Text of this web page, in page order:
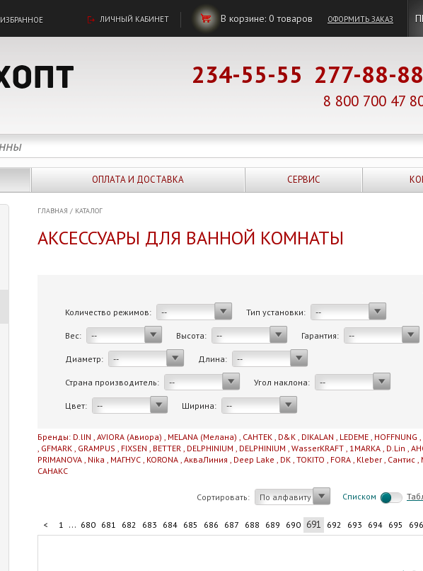
ИЗБРАННОЕ ЛИЧНЫЙ КАБИНЕТ В корзине: 0товаров ОФОРМИТЬ ЗАКАЗ
234-55-55 277-88-88
8 800 700 47
ОПЛАТА И ДОСТАВКА СЕРВИС
ГЛАВНАЯ / КАТАЛОГ
АКСЕССУАРЫ ДЛЯ ВАННОЙ КОМНАТЫ
Количество режимов:
-- Тип установки: --
Вес: -- Высота: -- Гарантия: --
Диаметр: -- Длина: --
Страна производитель: -- Угол наклона: --
Цвет: -- Ширина: --
Бренды: D.lIN , AVIORA (Авиора) , MELANA (Мелана) , САНТЕК , D&K , DIKALAN , LEDEME , HOFFNUNG ,
, GFMARK , GRAMPUS , FIXSEN , BETTER , DELPHINIUM , DELPHINIUM , WasserKRAFT , 1MARKA , D.Lin ,
PRIMANOVA , Nika , МАГНУС , KORONA , АкваЛиния , Deep Lake , DK , TOKITO , FORA , Kleber , Сантис ,
САНАКС
Сортировать: По алфавиту Cписком
< 1 ... 680 681 682 683 684 685 686 687 688 689 690 691 692 693 694 695 696